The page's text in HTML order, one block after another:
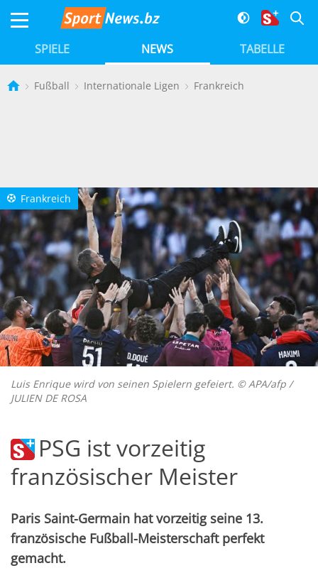
SPIELE NEWS TABELLE
Fußball Internationale Ligen Frankreich
a Frankreich
Luis Enrique wird von seinen Spielern gefeiert. © APA/afp /
JULIEN DE ROSA
PSG ist vorzeitig
französischer Meister
Paris Saint-Germain hat vorzeitig seine 13.
französische Fußball-Meisterschaft perfekt
gemacht.